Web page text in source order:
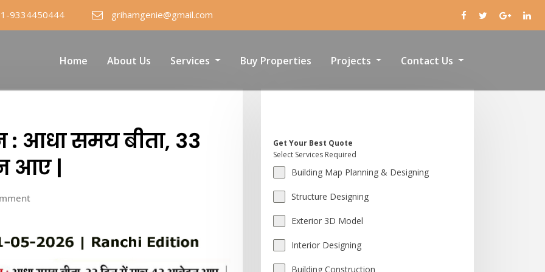
9334450444 grihamgenie@gmail.com
Home About Us Services Buy Properties Projects Contact Us
: आधा समय बीता, 33
आए |
Get Your Best Quote
Select Services Required
Building Map Planning & Designing
Structure Designing
Exterior 3D Model
Interior Designing
Building Construction